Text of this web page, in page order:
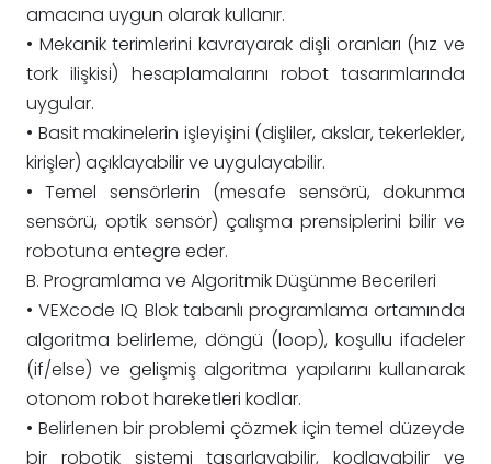
amacına uygun olarak kullanır.
• Mekanik terimlerini kavrayarak dişli oranları (hız ve
tork ilişkisi) hesaplamalarını robot tasarımlarında
uygular.
• Basit makinelerin işleyişini (dişliler, akslar, tekerlekler,
kirişler) açıklayabilir ve uygulayabilir.
• Temel sensörlerin (mesafe sensörü, dokunma
sensörü, optik sensör) çalışma prensiplerini bilir ve
robotuna entegre eder.
B. Programlama ve Algoritmik Düşünme Becerileri
• VEXcode IQ Blok tabanlı programlama ortamında
algoritma belirleme, döngü (loop), koşullu ifadeler
(if/else) ve gelişmiş algoritma yapılarını kullanarak
otonom robot hareketleri kodlar.
• Belirlenen bir problemi çözmek için temel düzeyde
bir robotik sistemi tasarlayabilir, kodlayabilir ve